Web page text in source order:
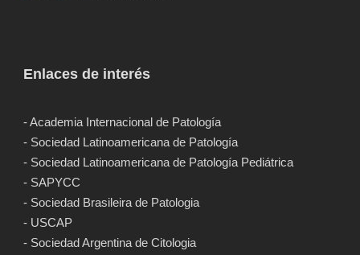
Enlaces de interés
- Academia Internacional de Patología
- Sociedad Latinoamericana de Patología
- Sociedad Latinoamericana de Patología Pediátrica
- SAPYCC
- Sociedad Brasileira de Patologia
- USCAP
- Sociedad Argentina de Citologia